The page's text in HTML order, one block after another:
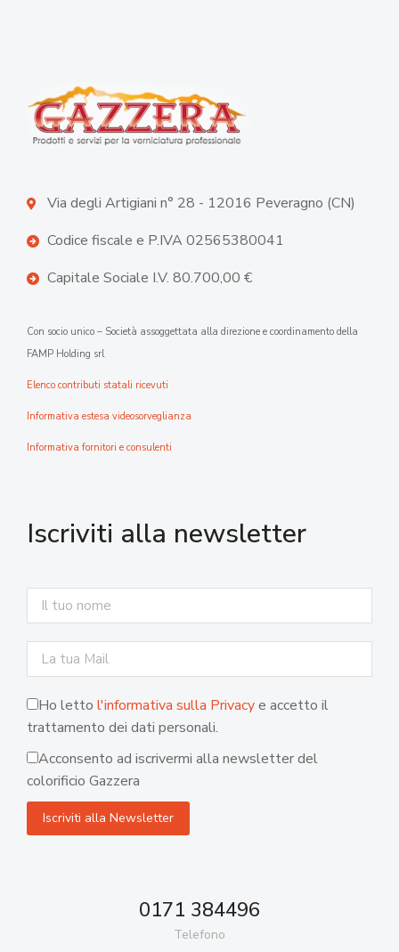
Via degli Artigiani n° 28 - 12016 Peveragno (CN)
Codice fiscale e P.IVA 02565380041
Capitale Sociale I.V. 80.700,00 €
Con socio unico – Società assoggettata alla direzione e coordinamento della
FAMP Holding srl
Elenco contributi statali ricevuti
Informativa estesa videosorveglianza
Informativa fornitori e consulenti
Iscriviti alla newsletter
Ho letto l'informativa sulla Privacye accetto il
trattamento dei dati personali.
Acconsento ad iscrivermi alla newsletter del
colorificio Gazzera
0171 384496
Telefono